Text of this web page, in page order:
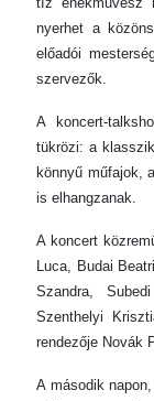
nyerhet a
előadói
szervezők.
A koncert-
tükrözi: a
könnyű műfajok,
is elhangzanak.
A koncert
Luca, Budai
Szandra,
Szenthelyi
rendezője Novák
A második